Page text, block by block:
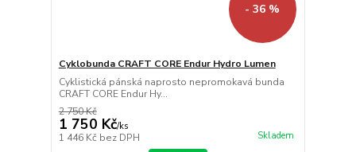
- 36 %
Cyklobunda CRAFT CORE Endur Hydro Lumen
Cyklistická pánská naprosto nepromokavá bunda
CRAFT CORE Endur Hy...
2 750 Kč
1 750 Kč/ks
1 446 Kč bez DPH Skladem